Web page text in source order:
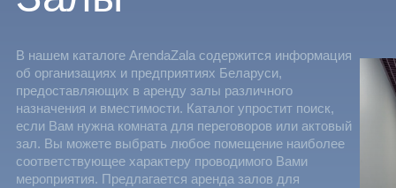
В нашем каталоге ArendaZala содержится информация
об организациях и предприятиях Беларуси,
предоставляющих в аренду залы различного
назначения и вместимости. Каталог упростит поиск,
если Вам нужна комната для переговоров или актовый
зал. Вы можете выбрать любое помещение наиболее
соответствующее характеру проводимого Вами
мероприятия. Предлагается аренда залов для